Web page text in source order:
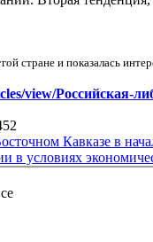
стране и показалась
view/Российская-
Кавказе в
в условиях